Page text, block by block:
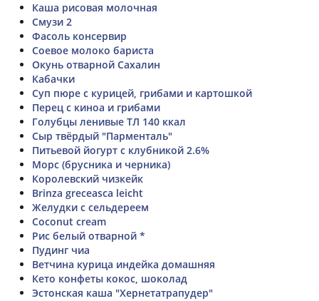
Каша рисовая молочная
Смузи 2
Фасоль консервир
Соевое молоко бариста
Окунь отварной Сахалин
Кабачки
Суп пюре с курицей, грибами и картошкой
Перец с киноа и грибами
Голубцы ленивые ТЛ 140 ккал
Сыр твёрдый "Парменталь"
Питьевой йогурт с клубникой 2.6%
Морс (брусника и черника)
Королевский чизкейк
Brinza greceasca leicht
Желудки с сельдереем
Coconut cream
Рис белый отварной *
Пудинг чиа
Ветчина курица индейка домашняя
Кето конфеты кокос, шоколад
Эстонская каша "Хернетатрапудер"